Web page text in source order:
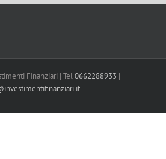
Finanziari | Tel0662288933 |